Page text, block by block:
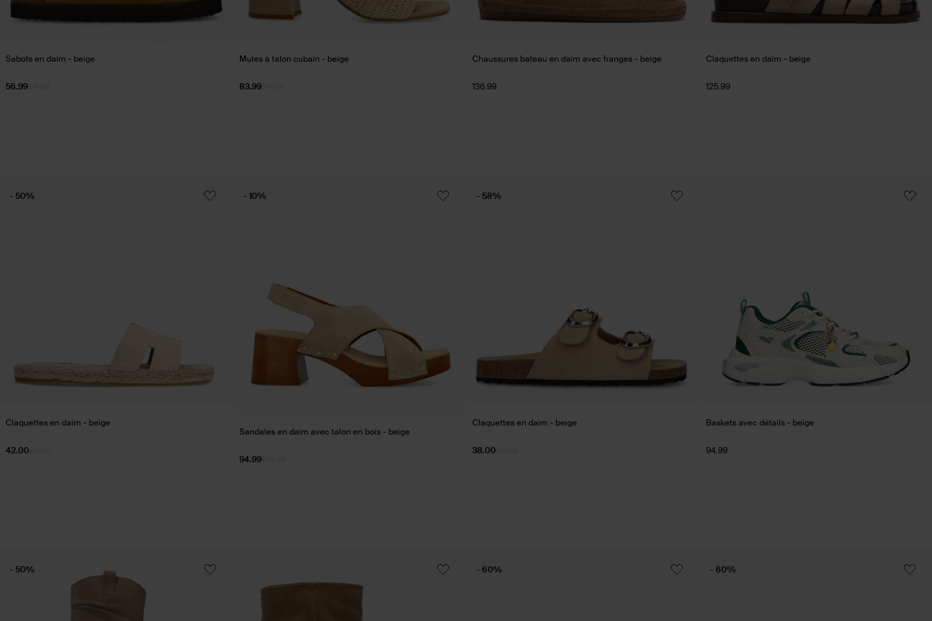
Sabots en daim - beige
56.99
Mules à talon cubain - beige
94.99
83.99
Chaussures bateau en daim avec franges - beige
136.99
Claquettes en daim - beige
125.99
Claquettes en daim - beige
42.00
- 50%
Sandales en daim avec talon en bois - beige
104.98
94.99
- 10%
Claquettes en daim - beige
38.00
- 58%
Baskets avec détails - beige
94.99
- 50% - 60% - 60%